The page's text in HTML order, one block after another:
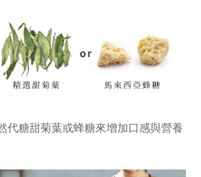
代糖甜菊葉或蜂糖來增加口感與營養